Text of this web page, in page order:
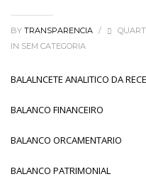
BY TRANSPARENCIA /
IN SEM CATEGORIA
BALALNCETE ANALITICO DA
BALANCO FINANCEIRO
BALANCO ORCAMENTARIO
BALANCO PATRIMONIAL